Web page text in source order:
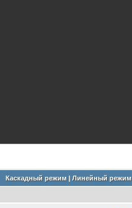
Каскадный режим| Линейный режим